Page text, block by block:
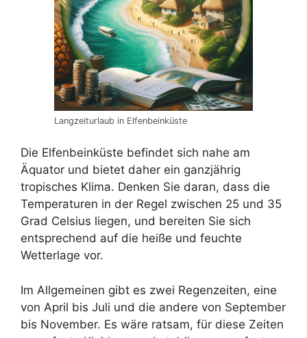
Langzeiturlaub in Elfenbeinküste
Die Elfenbeinküste befindet sich nahe am
Äquator und bietet daher ein ganzjährig
tropisches Klima. Denken Sie daran, dass die
Temperaturen in der Regel zwischen 25 und 35
Grad Celsius liegen, und bereiten Sie sich
entsprechend auf die heiße und feuchte
Wetterlage vor.
Im Allgemeinen gibt es zwei Regenzeiten, eine
von April bis Juli und die andere von September
bis November. Es wäre ratsam, für diese Zeiten